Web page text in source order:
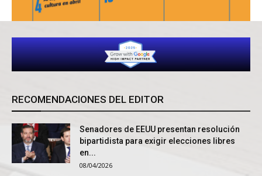
RECOMENDACIONES DEL EDITOR
Senadores de EEUU presentan resolución
bipartidista para exigir elecciones libres
en...
08/04/2026